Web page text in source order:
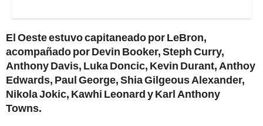
El Oeste estuvo capitaneado por LeBron,
acompañado por Devin Booker, Steph Curry,
Anthony Davis, Luka Doncic, Kevin Durant, Anthoy
Edwards, Paul George, Shia Gilgeous Alexander,
Nikola Jokic, Kawhi Leonard y Karl Anthony
Towns.